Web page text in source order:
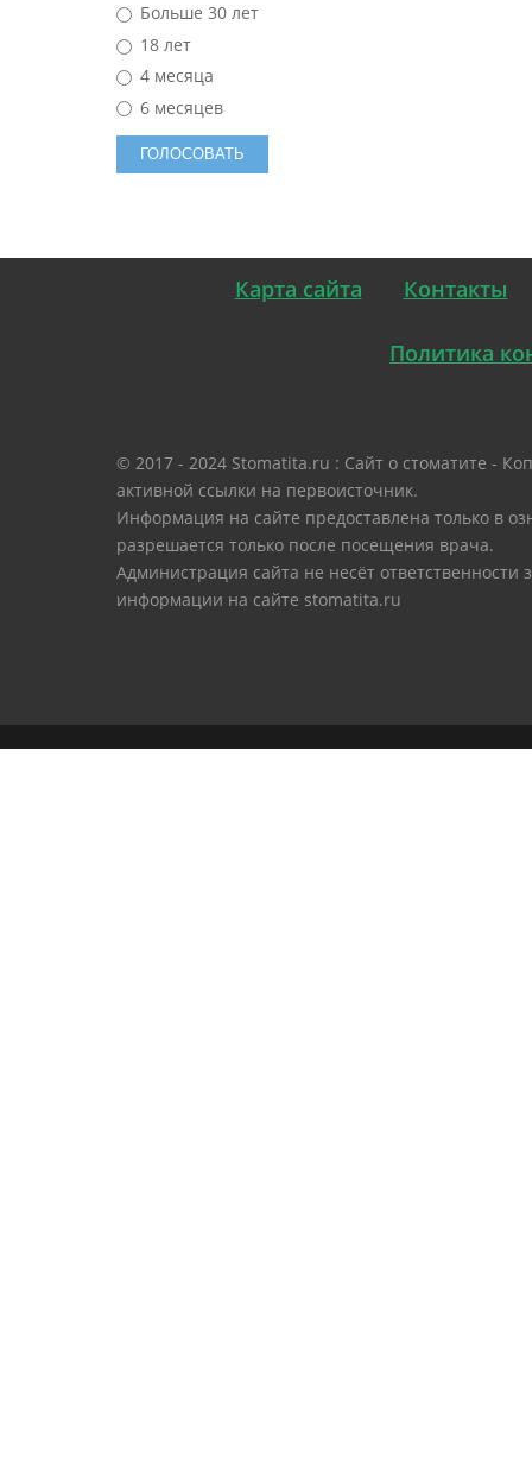
Больше 30 лет
18 лет
4 месяца
6 месяцев
Карта сайта Контакты
Политика
© 2017 - 2024 Stomatita.ru : Сайт о стоматите -
активной ссылки на первоисточник.
Информация на сайте предоставлена только в
разрешается только после посещения врача.
Администрация сайта не несёт
информации на сайте stomatita.ru